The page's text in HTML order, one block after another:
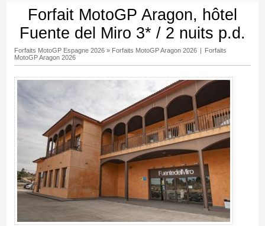
Forfait MotoGP Aragon, hôtel
Fuente del Miro 3* / 2 nuits p.d.
Forfaits MotoGP Espagne 2026» Forfaits MotoGP Aragon 2026 | Forfaits
MotoGP Aragon 2026